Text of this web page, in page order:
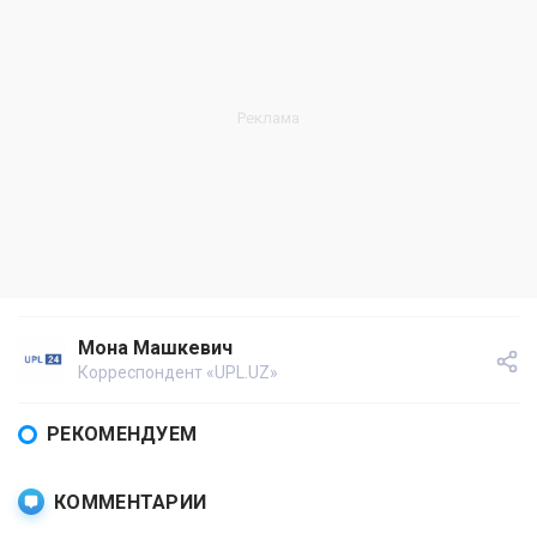
Мона Машкевич
Корреспондент «UPL.UZ»
РЕКОМЕНДУЕМ
КОММЕНТАРИИ